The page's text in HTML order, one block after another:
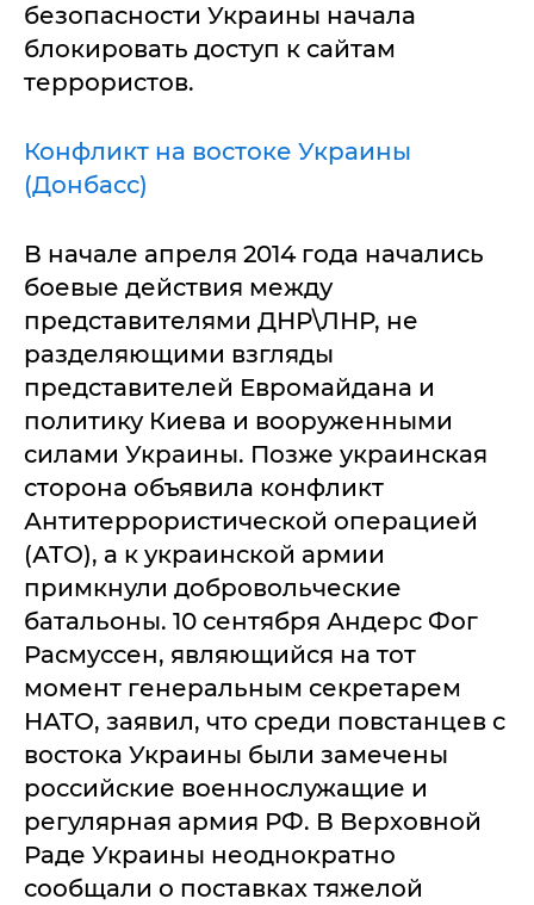
безопасности Украины начала
блокировать доступ к сайтам
террористов.
Конфликт на востоке Украины
(Донбасс)
В начале апреля 2014 года начались
боевые действия между
представителями ДНР\ЛНР, не
разделяющими взгляды
представителей Евромайдана и
политику Киева и вооруженными
силами Украины. Позже украинская
сторона объявила конфликт
Антитеррористической операцией
(АТО), а к украинской армии
примкнули добровольческие
батальоны. 10 сентября Андерс Фог
Расмуссен, являющийся на тот
момент генеральным секретарем
НАТО, заявил, что среди повстанцев с
востока Украины были замечены
российские военнослужащие и
регулярная армия РФ. В Верховной
Раде Украины неоднократно
сообщали о поставках тяжелой